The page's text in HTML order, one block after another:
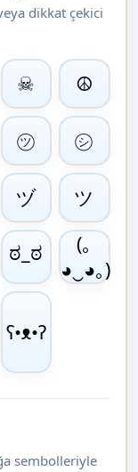
dikkat çekici
☠ ☮
㋡ ㋛
ヅ ツ
ಠ_ಠ
(｡
◕‿◕｡)
ʕ•ᴥ•ʔ
sembolleriyle